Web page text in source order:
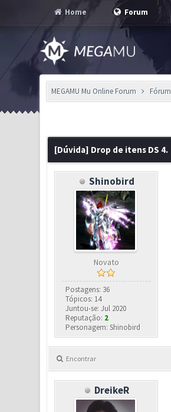
Home Forum
MEGAMU Mu Online Forum Fórum
[Dúvida] Drop de itens DS 4.
Shinobird
Novato
Postagens: 36
Tópicos: 14
Juntou-se: Jul 2020
Reputação: 2
Personagem: Shinobird
Encontrar
DreikeR